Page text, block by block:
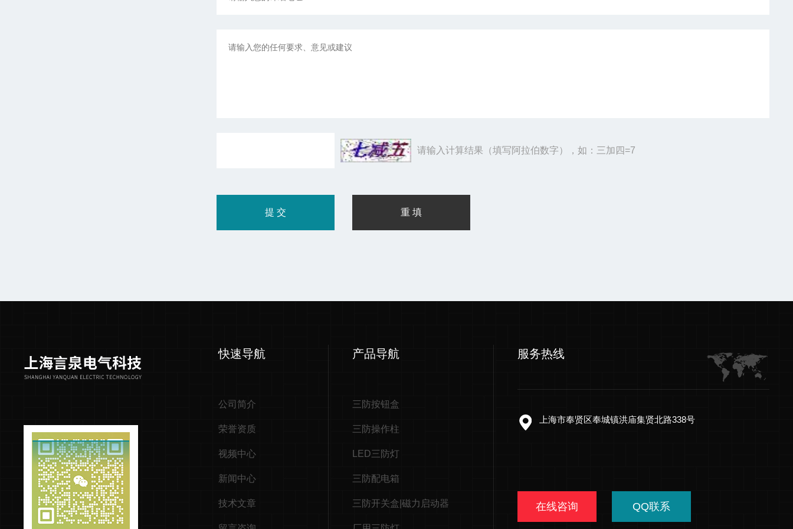
请输入计算结果（填写阿拉伯数字），如：三加四=7
快速导航
公司简介
荣誉资质
视频中心
新闻中心
技术文章
产品导航
三防按钮盒
三防操作柱
LED三防灯
三防配电箱
三防开关盒|磁力启动器
服务热线
上海市奉贤区奉城镇洪庙集贤北路338号
在线咨询 QQ联系